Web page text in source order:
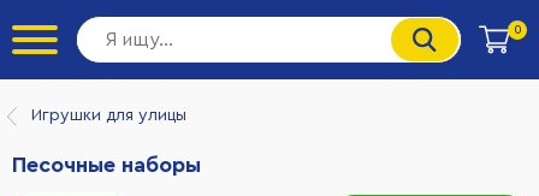
0
Игрушки для улицы
Песочные наборы